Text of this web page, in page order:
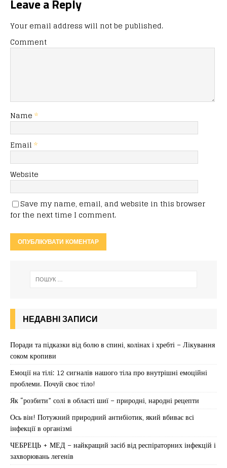
Leave a Reply
Your email address will not be published.
Comment
Name *
Email *
Website
Save my name, email, and website in this browser
for the next time I comment.
НЕДАВНІ ЗАПИСИ
Поради та підказки від болю в спині, колінах і хребті – Лікування
соком кропиви
Емоції на тілі: 12 сигналів нашого тіла про внутрішні емоційні
проблеми. Почуй своє тіло!
Як “розбити” солі в області шиї – природні, народні рецепти
Ось він! Потужний природний антибіотик, який вбиває всі
інфекції в організмі
ЧЕБРЕЦЬ + МЕД – найкращий засіб від респіраторних інфекцій і
захворювань легенів